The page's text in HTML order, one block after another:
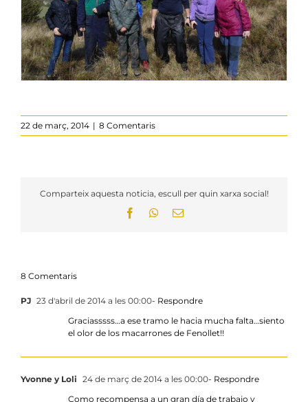
22 de març, 2014 | 8 Comentaris
Comparteix aquesta noticia, escull per quin xarxa social!
FacebookWhatsApp
Email:
8 Comentaris
PJ 23 d'abril de 2014 a les 00:00- Respondre
Graciasssss…a ese tramo le hacia mucha falta…siento
el olor de los macarrones de Fenollet!!
Yvonne y Loli 24 de març de 2014 a les 00:00- Respondre
Como recompensa a un gran día de trabajo y